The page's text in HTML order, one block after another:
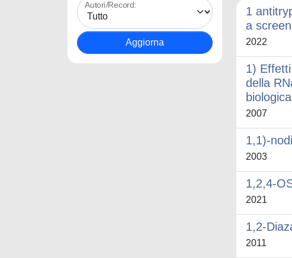
Autori/Record:
1
a
2022
1)
della
2007
1,1)-
2003
1,2,4-
2021
1,2-
2011